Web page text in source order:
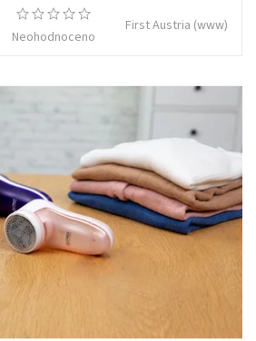
Neohodnoceno
First Austria (www)